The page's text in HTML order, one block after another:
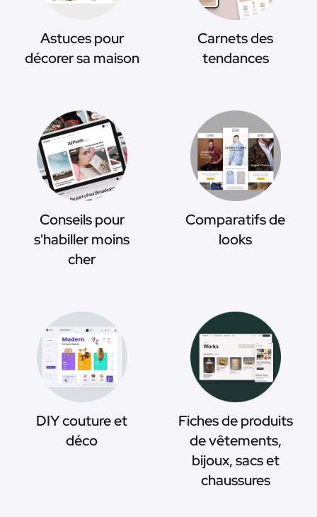
Astuces pour
décorer sa maison
Carnets des
tendances
Conseils pour
s'habiller moins
cher
Comparatifs de
looks
DIY couture et
déco
Fiches de produits
de vêtements,
bijoux, sacs et
chaussures